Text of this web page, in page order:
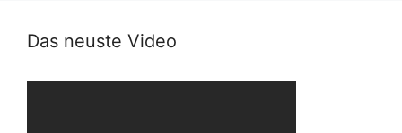
Das neuste Video